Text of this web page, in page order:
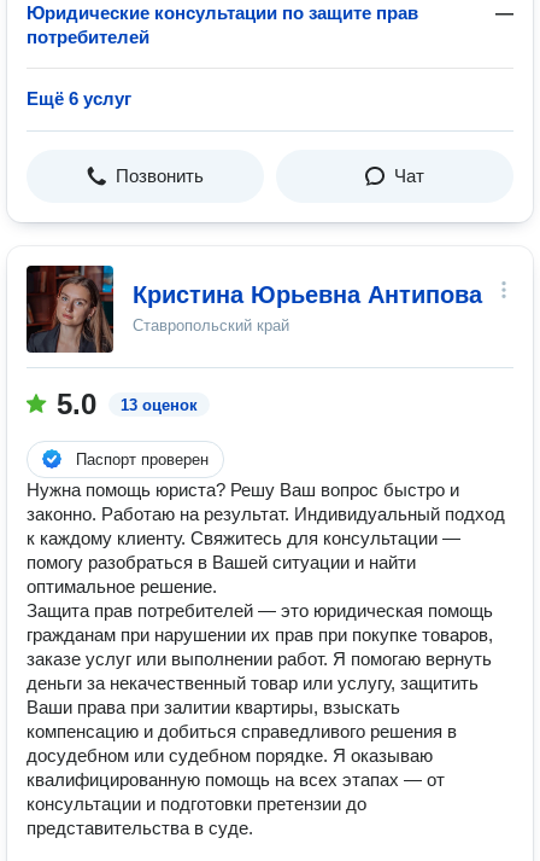
Юридические консультации по защите прав
потребителей
—
Ещё 6 услуг
Позвонить Чат
Кристина Юрьевна Антипова
Ставропольский край
5.0 13 оценок
Паспорт проверен
Нужна помощь юриста? Решу Ваш вопрос быстро и
законно. Работаю на результат. Индивидуальный подход
к каждому клиенту. Свяжитесь для консультации —
помогу разобраться в Вашей ситуации и найти
оптимальное решение.
Защита прав потребителей — это юридическая помощь
гражданам при нарушении их прав при покупке товаров,
заказе услуг или выполнении работ. Я помогаю вернуть
деньги за некачественный товар или услугу, защитить
Ваши права при залитии квартиры, взыскать
компенсацию и добиться справедливого решения в
досудебном или судебном порядке. Я оказываю
квалифицированную помощь на всех этапах — от
консультации и подготовки претензии до
представительства в суде.